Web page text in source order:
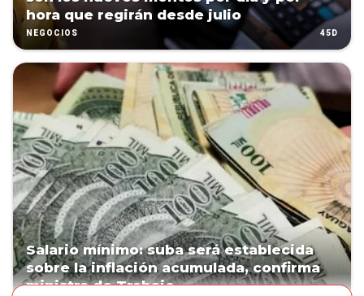
hora que regirán desde julio
NEGOCIOS 45D
Salario mínimo: suba será establecida
sobre la inflación acumulada, confirma
ministra de Trabajo